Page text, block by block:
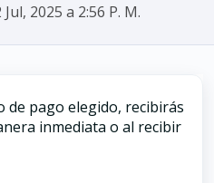
2025 a 2:56 P. M.
de pago elegido, recibirás
inmediata o al recibir